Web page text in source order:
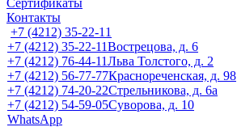
Сертификаты
Контакты
+7 (4212) 35-22-11
+7 (4212) 35-22-11Вострецова, д. 6
+7 (4212) 76-44-11Льва Толстого, д. 2
+7 (4212) 56-77-77Краснореченская, д. 98
+7 (4212) 74-20-22Стрельникова, д. 6а
+7 (4212) 54-59-05Суворова, д. 10
WhatsApp